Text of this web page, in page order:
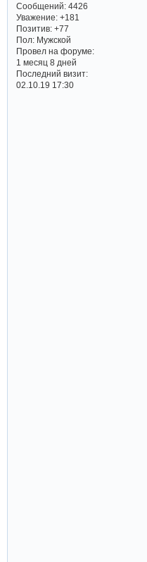
Сообщений:4426
Уважение: +181
Позитив: +77
Пол:Мужской
Провел на форуме:
1 месяц 8 дней
Последний визит:
02.10.19 17:30